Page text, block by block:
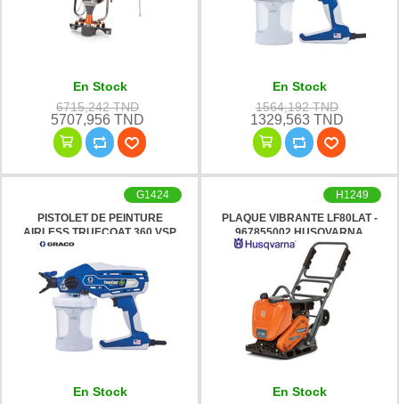
En Stock
6715,242 TND
5707,956 TND
En Stock
1564,192 TND
1329,563 TND
PISTOLET DE PEINTURE
AIRLESS TRUECOAT 360 VSP
G1424
En Stock
PLAQUE VIBRANTE LF80LAT -
967855002 HUSQVARNA
H1249
En Stock